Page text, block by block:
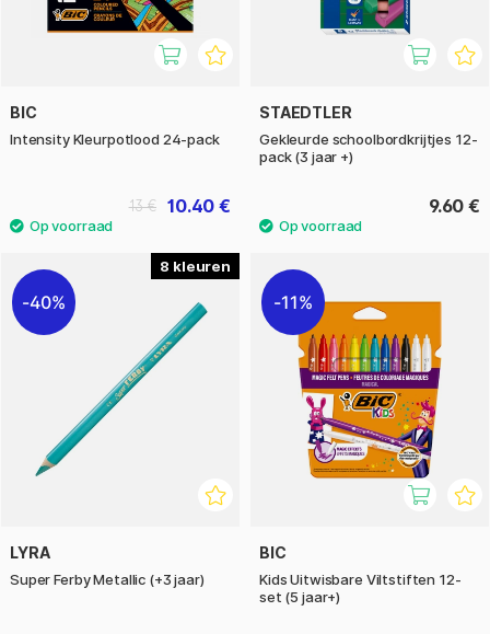
BIC
Intensity Kleurpotlood 24-pack
10.40 €
13 €
STAEDTLER
Gekleurde schoolbordkrijtjes 12-
pack (3 jaar +)
9.60 €
8
40%
LYRA
Super Ferby Metallic (+3 jaar)
11%
BIC
Kids Uitwisbare Viltstiften 12-
set (5 jaar+)